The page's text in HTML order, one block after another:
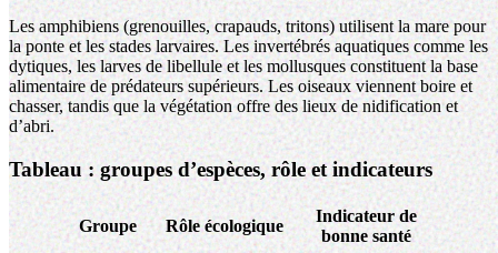
Les amphibiens (grenouilles, crapauds, tritons) utilisent la mare pour
la ponte et les stades larvaires. Les invertébrés aquatiques comme les
dytiques, les larves de libellule et les mollusques constituent la base
alimentaire de prédateurs supérieurs. Les oiseaux viennent boire et
chasser, tandis que la végétation offre des lieux de nidification et
d’abri.
Tableau : groupes d’espèces, rôle et indicateurs
Groupe Rôle écologique
Indicateur de
bonne santé